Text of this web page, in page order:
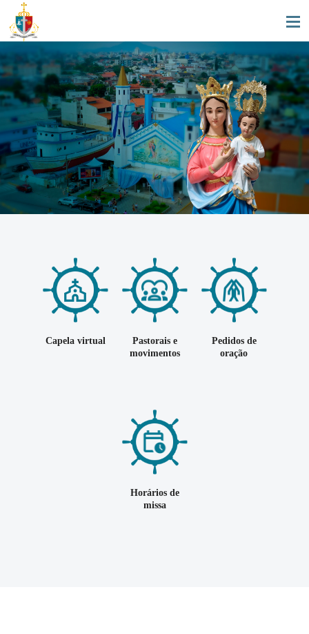
Capela virtual
Pastorais e
movimentos
Pedidos de
oração
Horários de
missa